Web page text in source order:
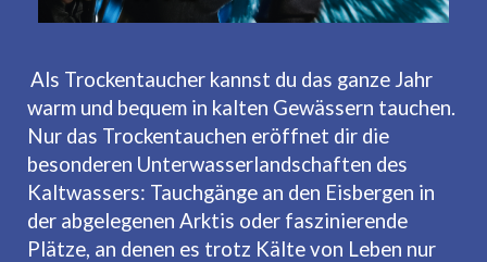
Als Trockentaucher kannst du das ganze Jahr
warm und bequem in kalten Gewässern tauchen.
Nur das Trockentauchen eröffnet dir die
besonderen Unterwasserlandschaften des
Kaltwassers: Tauchgänge an den Eisbergen in
der abgelegenen Arktis oder faszinierende
Plätze, an denen es trotz Kälte von Leben nur